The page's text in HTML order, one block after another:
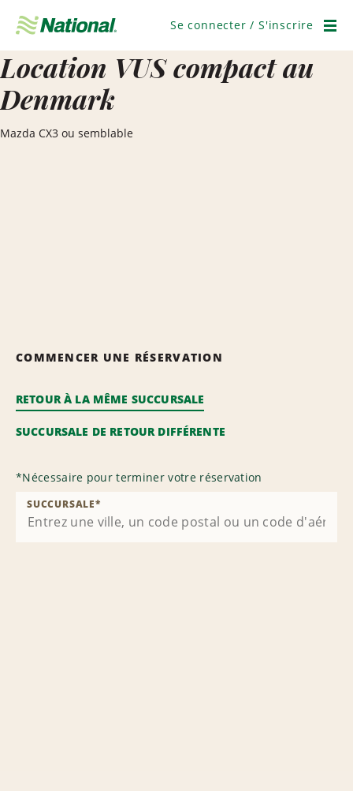
navigation
Se connecter / S'inscrire
Location VUS compact au
Denmark
Mazda CX3 ou semblable
COMMENCER UNE RÉSERVATION
RETOUR À LA MÊME SUCCURSALE
SUCCURSALE DE RETOUR DIFFÉRENTE
*Nécessaire pour terminer votre réservation
SUCCURSALE*